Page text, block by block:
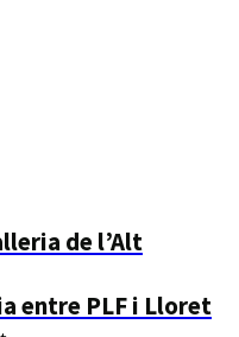
de l’Alt
entre PLF i Lloret